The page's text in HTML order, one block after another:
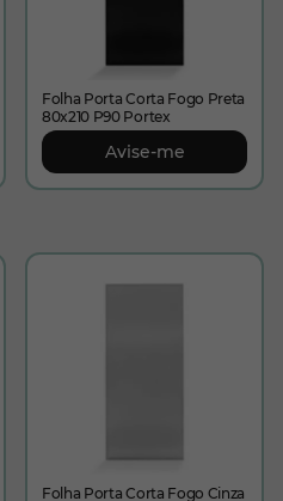
Folha Porta Corta Fogo Preta
80x210 P90 Portex
Avise-me
Folha Porta Corta Fogo Cinza